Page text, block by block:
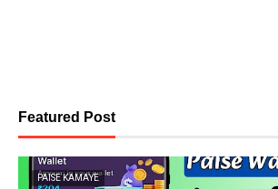
Featured Post
PAISE KAMAYE